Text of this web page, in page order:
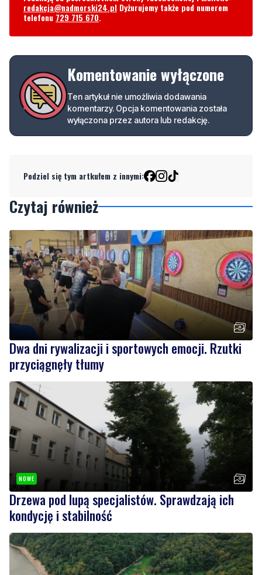
Byliście świadkami zdarzenia w naszym regionie? Chcecie
aby nasza redakcja zajęła się jakimś tematem? Czekamy na
redakcją za pośrednictwem strony facebookowej i mailowo:
Komentowanie wyłączone
Ten artykuł nie umożliwia dodawania
Podziel się tym artkułem z innymi:
Czytaj również
Dwa dni rywalizacji i sportowych emocji. Rzutki
przyciągnęły tłumy
NOWE
Drzewa pod lupą specjalistów. Sprawdzają ich
kondycję i stabilność